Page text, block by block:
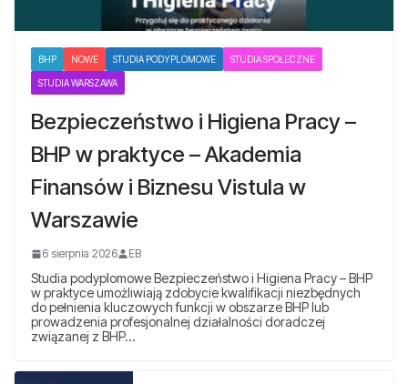
BHP NOWE STUDIA PODYPLOMOWE STUDIA SPOŁECZNE
STUDIA WARSZAWA
Bezpieczeństwo i Higiena Pracy –
BHP w praktyce – Akademia
Finansów i Biznesu Vistula w
Warszawie
6 sierpnia 2026 EB
Studia podyplomowe Bezpieczeństwo i Higiena Pracy – BHP
w praktyce umożliwiają zdobycie kwalifikacji niezbędnych
do pełnienia kluczowych funkcji w obszarze BHP lub
prowadzenia profesjonalnej działalności doradczej
związanej z BHP…